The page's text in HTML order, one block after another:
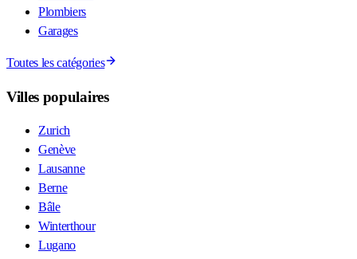
Plombiers
Garages
Toutes les catégories
Villes populaires
Zurich
Genève
Lausanne
Berne
Bâle
Winterthour
Lugano